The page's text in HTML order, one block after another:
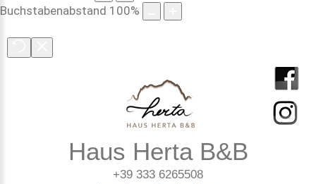
Buchstabenabstand 100%
Haus Herta B&B
+39 333 6265508